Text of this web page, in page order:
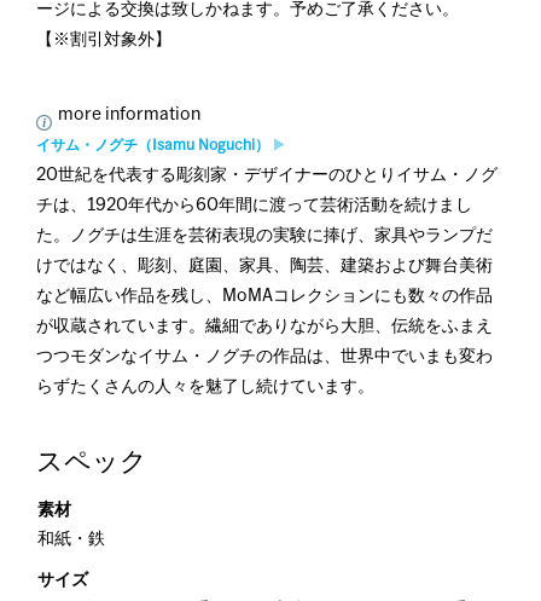
ージによる交換は致しかねます。予めご了承ください。
【※割引対象外】
more information
イサム・ノグチ（Isamu Noguchi）
20世紀を代表する彫刻家・デザイナーのひとりイサム・ノグ
チは、1920年代から60年間に渡って芸術活動を続けまし
た。ノグチは生涯を芸術表現の実験に捧げ、家具やランプだ
けではなく、彫刻、庭園、家具、陶芸、建築および舞台美術
など幅広い作品を残し、MoMAコレクションにも数々の作品
が収蔵されています。繊細でありながら大胆、伝統をふまえ
つつモダンなイサム・ノグチの作品は、世界中でいまも変わ
らずたくさんの人々を魅了し続けています。
スペック
素材
和紙・鉄
サイズ